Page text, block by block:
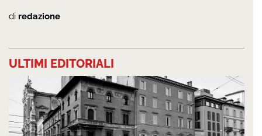
di redazione
ULTIMI EDITORIALI